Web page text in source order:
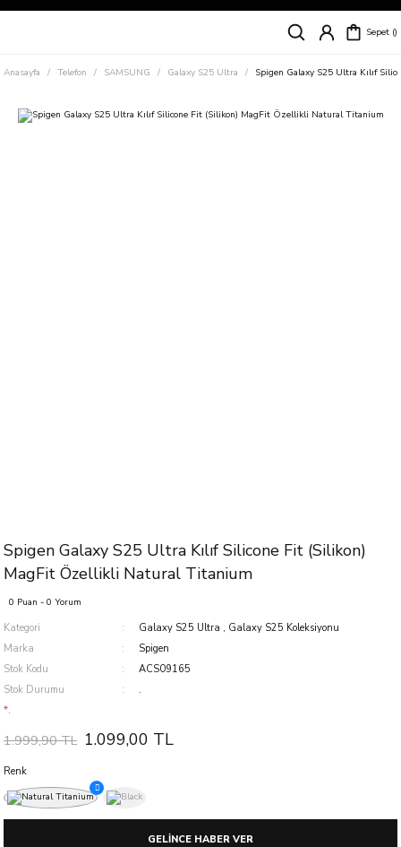
Siparişleriniz
Süper İndirimli Fiyatlar
Sepet
Anasayfa Telefon SAMSUNG Galaxy S25 Ultra Spigen Galaxy S25 Ultra Kılıf
Spigen Galaxy S25 Ultra Kılıf Silicone Fit (Silikon)
MagFit Özellikli Natural Titanium
0 Puan - 0 Yorum
Kategori Galaxy S25 Ultra , Galaxy S25 Koleksiyonu
Marka
Spigen
Stok Kodu
ACS09165
Stok Durumu
.
*.
1.999,90 TL 1.099,00 TL
Renk
GELİNCE HABER VER